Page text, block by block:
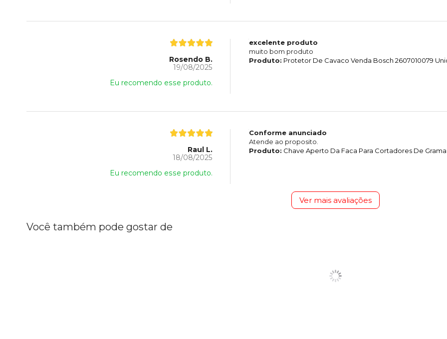
Rosendo B.
19/08/2025
Eu recomendo esse produto.
excelente produto
muito bom produto
Produto: Protetor De Cavaco Venda Bosch 2607010079
Raul L.
18/08/2025
Eu recomendo esse produto.
Conforme anunciado
Atende ao proposito.
Produto: Chave Aperto Da Faca Para Cortadores De Grama
Ver mais avaliações
Você também pode gostar de